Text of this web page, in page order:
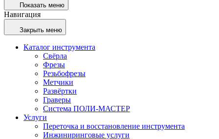
Показать меню
Навигация
Закрыть меню
Каталог инструмента
Свёрла
Фрезы
Резьбофрезы
Метчики
Развёртки
Граверы
Система ПОЛИ-МАСТЕР
Услуги
Переточка и восстановление инструмента
Инжиниринговые услуги